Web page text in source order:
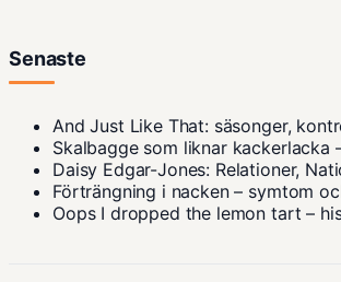
Senaste
And Just Like That: säsonger,
Skalbagge som liknar kackerlacka
Daisy Edgar-Jones: Relationer,
Förträngning i nacken – symtom
Oops I dropped the lemon tart –